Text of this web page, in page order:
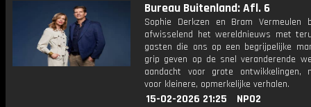
Bureau Buitenland: Afl. 6
Sophie Derkzen en Bram Vermeulen
afwisselend het wereldnieuws met
gasten die ons op een begrijpelijke
grip geven op de snel veranderende
aandacht voor grote ontwikkelingen,
voor kleinere, opmerkelijke verhalen.
15-02-2026 21:25
NPO2